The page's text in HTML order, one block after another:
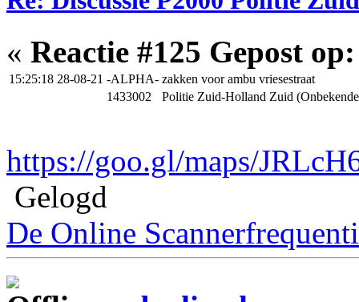
« Reactie #125 Gepost op:
15:25:18 28-08-21 -ALPHA- zakken voor ambu vriesestraat
1433002
Politie Zuid-Holland Zuid
https://goo.gl/maps/
Gelogd
De Online